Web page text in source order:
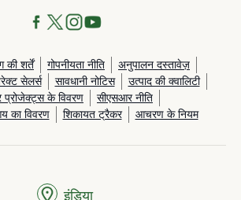
की शर्तें गोपनीयता नीति
अनुपालन दस्तावेज़
सेलर्स
सावधानी नोटिस
उत्पाद की क्वालिटी
प्रोजेक्ट्स के विवरण
सीएसआर नीति
का विवरण
शिकायत ट्रैकर आचरण के नियम
इंडिया